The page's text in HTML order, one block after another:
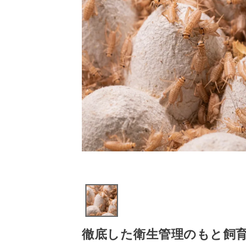
徹底した衛生管理のもと飼